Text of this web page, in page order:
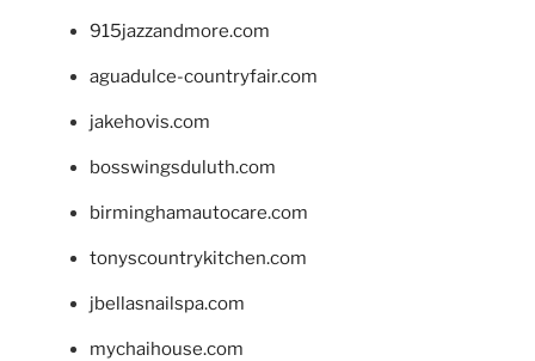
915jazzandmore.com
aguadulce-countryfair.com
jakehovis.com
bosswingsduluth.com
birminghamautocare.com
tonyscountrykitchen.com
jbellasnailspa.com
mychaihouse.com